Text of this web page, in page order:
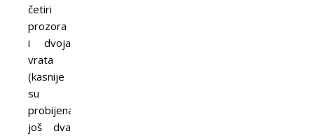
četiri
prozora
i dvoja
vrata
(kasnije
su
probijena
još dva